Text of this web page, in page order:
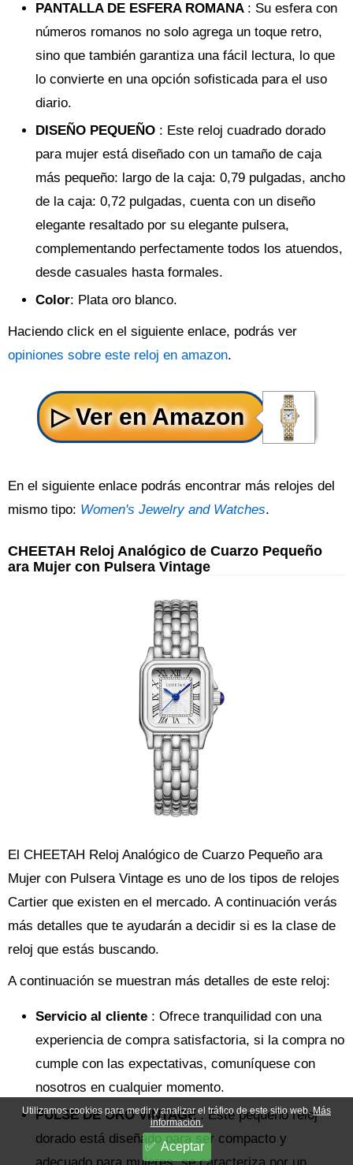
PANTALLA DE ESFERA ROMANA : Su esfera con
números romanos no solo agrega un toque retro,
sino que también garantiza una fácil lectura, lo que
lo convierte en una opción sofisticada para el uso
diario.
DISEÑO PEQUEÑO : Este reloj cuadrado dorado
para mujer está diseñado con un tamaño de caja
más pequeño: largo de la caja: 0,79 pulgadas, ancho
de la caja: 0,72 pulgadas, cuenta con un diseño
elegante resaltado por su elegante pulsera,
complementando perfectamente todos los atuendos,
desde casuales hasta formales.
Color: Plata oro blanco.
Haciendo click en el siguiente enlace, podrás ver
opiniones sobre este reloj en amazon.
En el siguiente enlace podrás encontrar más relojes del
mismo tipo: Women's Jewelry and Watches.
CHEETAH Reloj Analógico de Cuarzo Pequeño
ara Mujer con Pulsera Vintage
El CHEETAH Reloj Analógico de Cuarzo Pequeño ara
Mujer con Pulsera Vintage es uno de los tipos de relojes
Cartier que existen en el mercado. A continuación verás
más detalles que te ayudarán a decidir si es la clase de
reloj que estás buscando.
A continuación se muestran más detalles de este reloj:
Servicio al cliente : Ofrece tranquilidad con una
experiencia de compra satisfactoria, si la compra no
cumple con las expectativas, comuníquese con
nosotros en cualquier momento.
PULSE DE ORO VINTAGE: Este pequeño reloj
dorado está diseñado para ser compacto y
Utilizamos cookies para medir y analizar el tráfico de este sitio web.Más
información.
Aceptar